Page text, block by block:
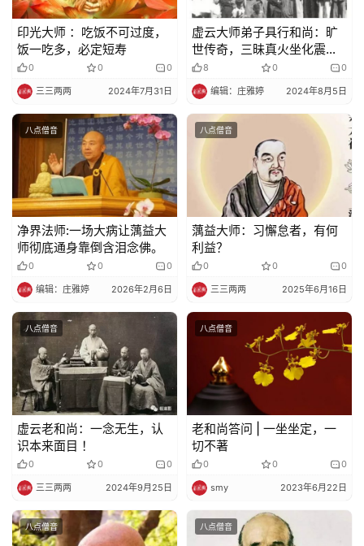
印光大师 ：吃饭不可过度，
饭一吃多，必定短寿
0 0 0
三三两两 2024年7月31日
虚云大师弟子具行和尚：旷
世传奇，三昧真火坐化震惊
世人！
8 0 0
编辑：庄雅婷 2024年8月5日
八点僧音
净界法师:一场大病让蕅益大
师彻底通身靠倒含泪念佛。
0 0 0
编辑：庄雅婷 2026年2月6日
八点僧音
蕅益大师：习懈怠者，有何
利益？
0 0 0
三三两两 2025年6月16日
八点僧音
虚云老和尚：一念无生，认
识本来面目 ！
0 0 0
三三两两 2024年9月25日
八点僧音
老和尚答问 | 一坐坐定，一
切不著
0 0 0
smy 2023年6月22日
八点僧音 八点僧音